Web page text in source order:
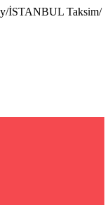
İSTANBUL Taksim/